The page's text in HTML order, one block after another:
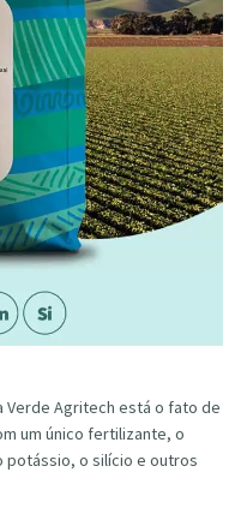
Agritech está o fato de
um único fertilizante, o
potássio, o silício e outros